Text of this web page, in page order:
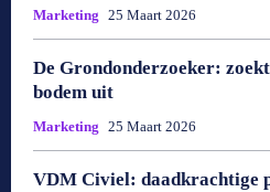
Marketing 25 Maart 2026
De Grondonderzoeker:
bodem uit
Marketing 25 Maart 2026
VDM Civiel: daadkrachtige